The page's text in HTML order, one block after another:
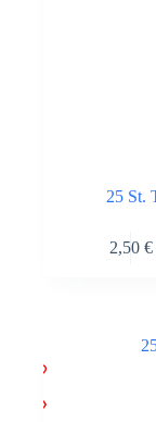
25 St.
2,50 €